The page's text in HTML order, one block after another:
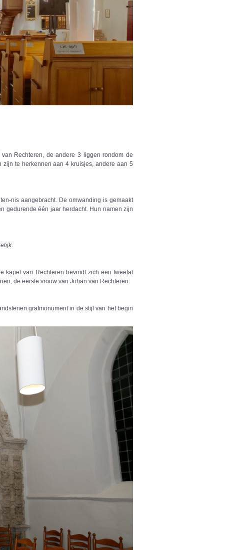
Rechteren, de andere 3 liggen rondom de
te herkennen aan 4 kruisjes, andere aan 5
nis aangebracht. De omwanding is gemaakt
gedurende één jaar herdacht. Hun namen zijn
kapel van Rechteren bevindt zich een tweetal
de eerste vrouw van Johan van Rechteren.
grafmonument in de stijl van het begin